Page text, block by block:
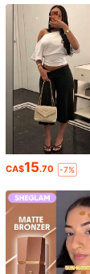
CA$15.70 -7%